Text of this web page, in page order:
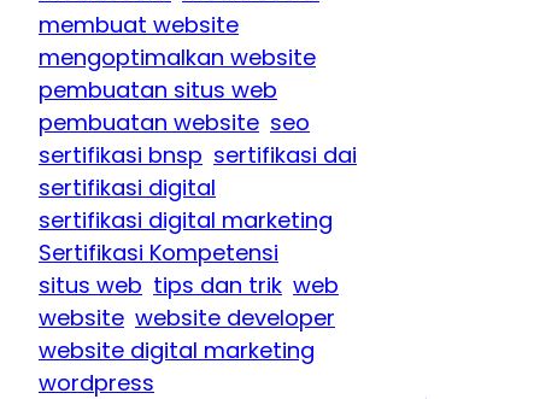
membuat website
mengoptimalkan website
pembuatan situs web
pembuatan website seo
sertifikasi bnsp sertifikasi dai
sertifikasi digital
sertifikasi digital marketing
Sertifikasi Kompetensi
situs web tips dan trik web
website website developer
website digital marketing
wordpress